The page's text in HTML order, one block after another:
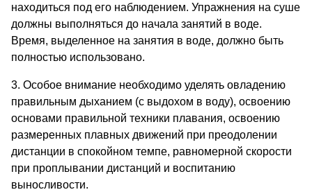
находиться под его наблюдением. Упражнения на суше
должны выполняться до начала занятий в воде.
Время, выделенное на занятия в воде, должно быть
полностью использовано.
3. Особое внимание необходимо уделять овладению
правильным дыханием (с выдохом в воду), освоению
основами правильной техники плавания, освоению
размеренных плавных движений при преодолении
дистанции в спокойном темпе, равномерной скорости
при проплывании дистанций и воспитанию
выносливости.